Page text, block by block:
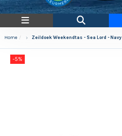
Home Zeildoek Weekendtas - Sea Lord - Navy
-5%